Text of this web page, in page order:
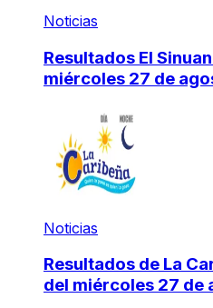
Noticias
Resultados El
miércoles 27 de
Noticias
Resultados de La
del miércoles 27 de